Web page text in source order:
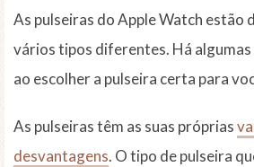
As pulseiras do Apple Watch estão
vários tipos diferentes. Há
ao escolher a pulseira certa para
As pulseiras têm as suas próprias
desvantagens. O tipo de pulseira